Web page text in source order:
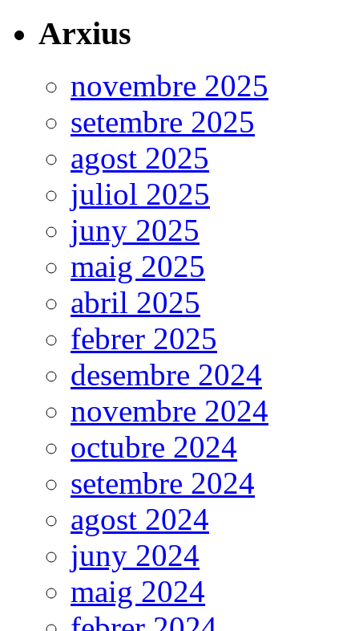
Arxius
novembre 2025
setembre 2025
agost 2025
juliol 2025
juny 2025
maig 2025
abril 2025
febrer 2025
desembre 2024
novembre 2024
octubre 2024
setembre 2024
agost 2024
juny 2024
maig 2024